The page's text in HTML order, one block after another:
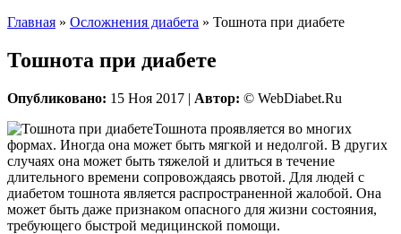
Главная » Осложнения диабета » Тошнота при диабете
Тошнота при диабете
Опубликовано: 15 Ноя 2017 | Автор: © WebDiabet.Ru
Тошнота проявляется во многих
формах. Иногда она может быть мягкой и недолгой. В других
случаях она может быть тяжелой и длиться в течение
длительного времени сопровождаясь рвотой. Для людей с
диабетом тошнота является распространенной жалобой. Она
может быть даже признаком опасного для жизни состояния,
требующего быстрой медицинской помощи.